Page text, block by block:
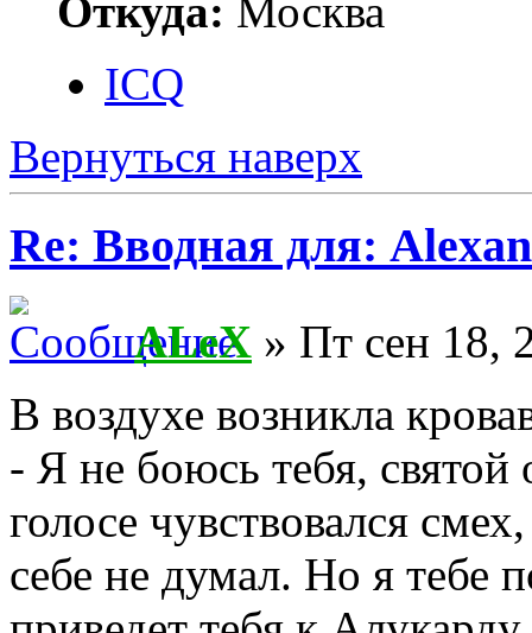
Откуда: Москва
ICQ
Вернуться наверх
Re: Вводная для:
ALeX » Пт сен 18,
В воздухе возникла
- Я не боюсь тебя,
голосе чувствовался
себе не думал. Но я тебе